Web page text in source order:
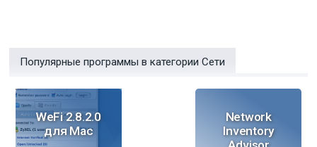
Популярные программы в категории Сети
WeFi 2.8.2.0
для Mac
Network
Inventory